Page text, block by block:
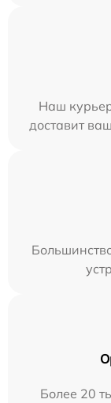
Наш
доставит
Более 20